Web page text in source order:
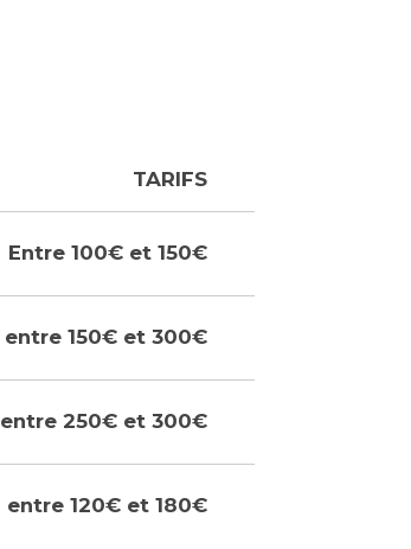
TARIFS
Entre 100€ et 150€
entre 150€ et 300€
entre 250€ et 300€
entre 120€ et 180€